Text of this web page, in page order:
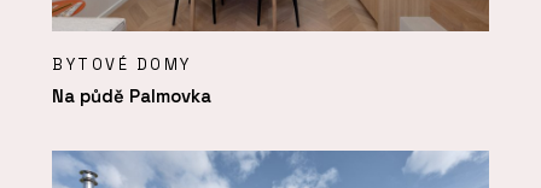
BYTOVÉ DOMY
Na půdě Palmovka